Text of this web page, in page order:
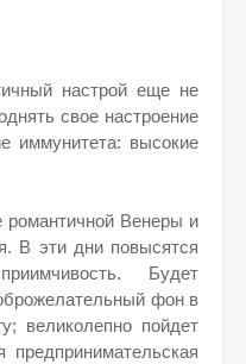
настрой еще не
свое настроение
иммунитета: высокие
романтичной Венеры и
В эти дни повысятся
Будет
фон в
великолепно пойдет